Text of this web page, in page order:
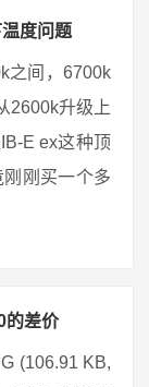
度问题
之间，6700k
2600k升级上
E ex这种顶
刚买一个多
的差价
(106.91 KB,